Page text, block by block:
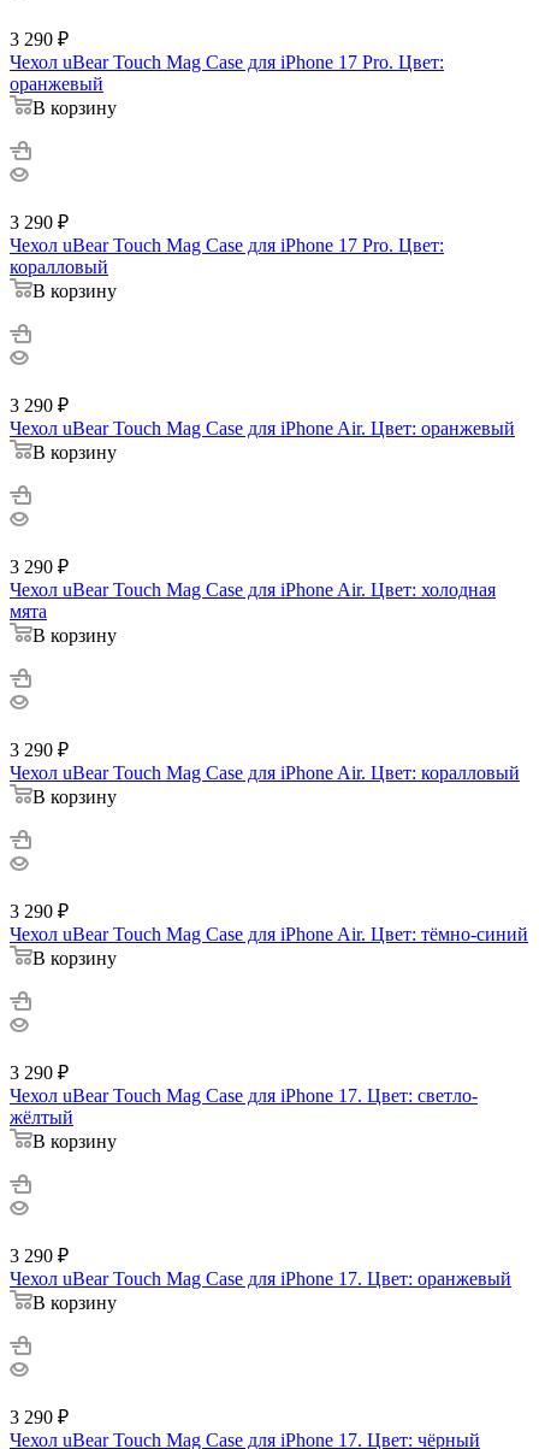
3 290 ₽
Чехол uBear Touch Mag Case для iPhone 17 Pro. Цвет:
оранжевый
В корзину
3 290 ₽
Чехол uBear Touch Mag Case для iPhone 17 Pro. Цвет:
коралловый
В корзину
3 290 ₽
Чехол uBear Touch Mag Case для iPhone Air. Цвет: оранжевый
В корзину
3 290 ₽
Чехол uBear Touch Mag Case для iPhone Air. Цвет: холодная
мята
В корзину
3 290 ₽
Чехол uBear Touch Mag Case для iPhone Air. Цвет: коралловый
В корзину
3 290 ₽
Чехол uBear Touch Mag Case для iPhone Air. Цвет: тёмно-синий
В корзину
3 290 ₽
Чехол uBear Touch Mag Case для iPhone 17. Цвет: светло-
жёлтый
В корзину
3 290 ₽
Чехол uBear Touch Mag Case для iPhone 17. Цвет: оранжевый
В корзину
3 290 ₽
Чехол uBear Touch Mag Case для iPhone 17. Цвет: чёрный